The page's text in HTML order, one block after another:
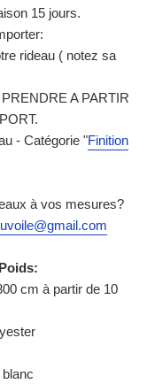
15 jours.
rideau ( notez sa
A PARTIR
- Catégorie "Finition
à vos mesures?
cm à partir de 10